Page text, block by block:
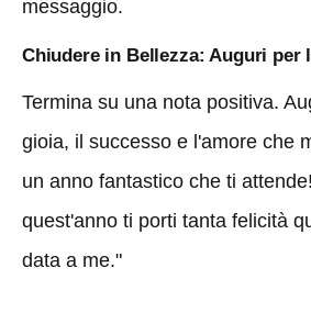
messaggio.
Chiudere in Bellezza: Auguri per
Termina su una nota positiva.
gioia, il successo e l'amore che
un anno fantastico che ti
quest'anno ti porti tanta felicità
data a me."